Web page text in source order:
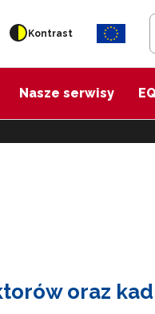
Kontrast
Nasze serwisy
oraz